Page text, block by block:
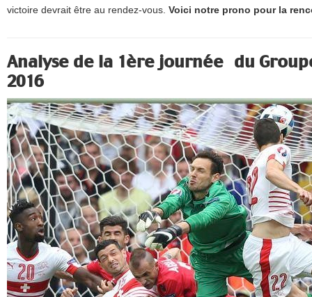
victoire devrait être au rendez-vous. Voici notre prono pour la
Analyse de la 1ère journée du
2016